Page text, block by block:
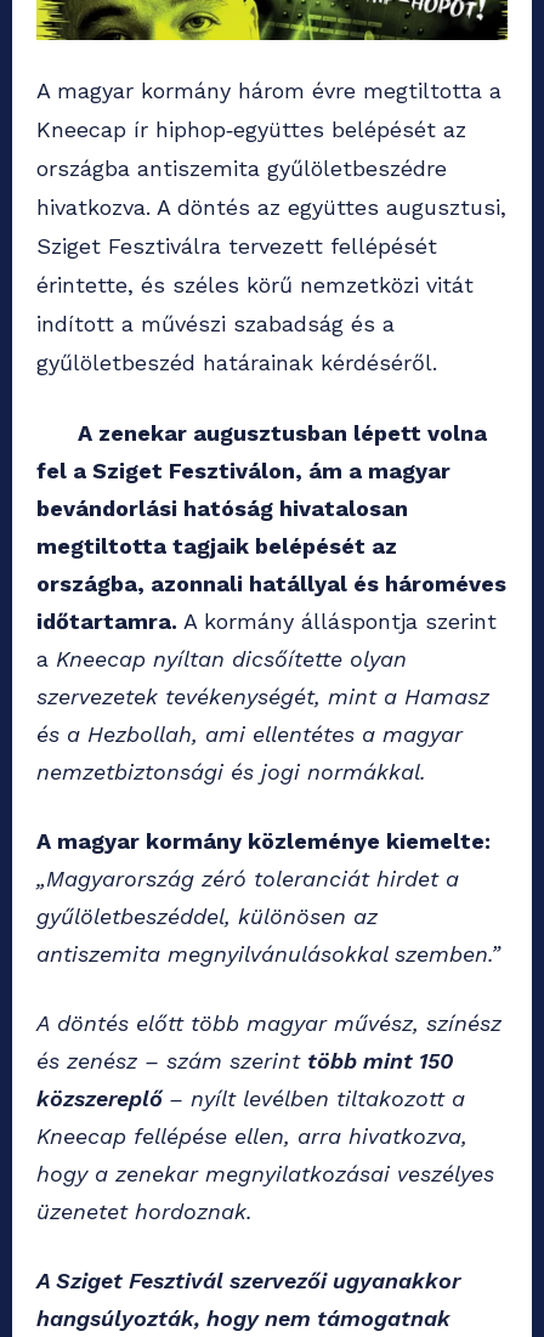
A magyar kormány három évre megtiltotta a
Kneecap ír hiphop‑együttes belépését az
országba antiszemita gyűlöletbeszédre
hivatkozva. A döntés az együttes augusztusi,
Sziget Fesztiválra tervezett fellépését
érintette, és széles körű nemzetközi vitát
indított a művészi szabadság és a
gyűlöletbeszéd határainak kérdéséről.
A zenekar augusztusban lépett volna
fel a Sziget Fesztiválon, ám a magyar
bevándorlási hatóság hivatalosan
megtiltotta tagjaik belépését az
országba, azonnali hatállyal és hároméves
időtartamra. A kormány álláspontja szerint
a Kneecap nyíltan dicsőítette olyan
szervezetek tevékenységét, mint a Hamasz
és a Hezbollah, ami ellentétes a magyar
nemzetbiztonsági és jogi normákkal.
A magyar kormány közleménye kiemelte:
„Magyarország zéró toleranciát hirdet a
gyűlöletbeszéddel, különösen az
antiszemita megnyilvánulásokkal szemben.”
A döntés előtt több magyar művész, színész
és zenész – szám szerint több mint 150
közszereplő – nyílt levélben tiltakozott a
Kneecap fellépése ellen, arra hivatkozva,
hogy a zenekar megnyilatkozásai veszélyes
üzenetet hordoznak.
A Sziget Fesztivál szervezői ugyanakkor
hangsúlyozták, hogy nem támogatnak